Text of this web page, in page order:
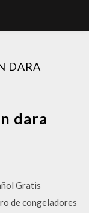
DARA
dara
Gratis
de congeladores